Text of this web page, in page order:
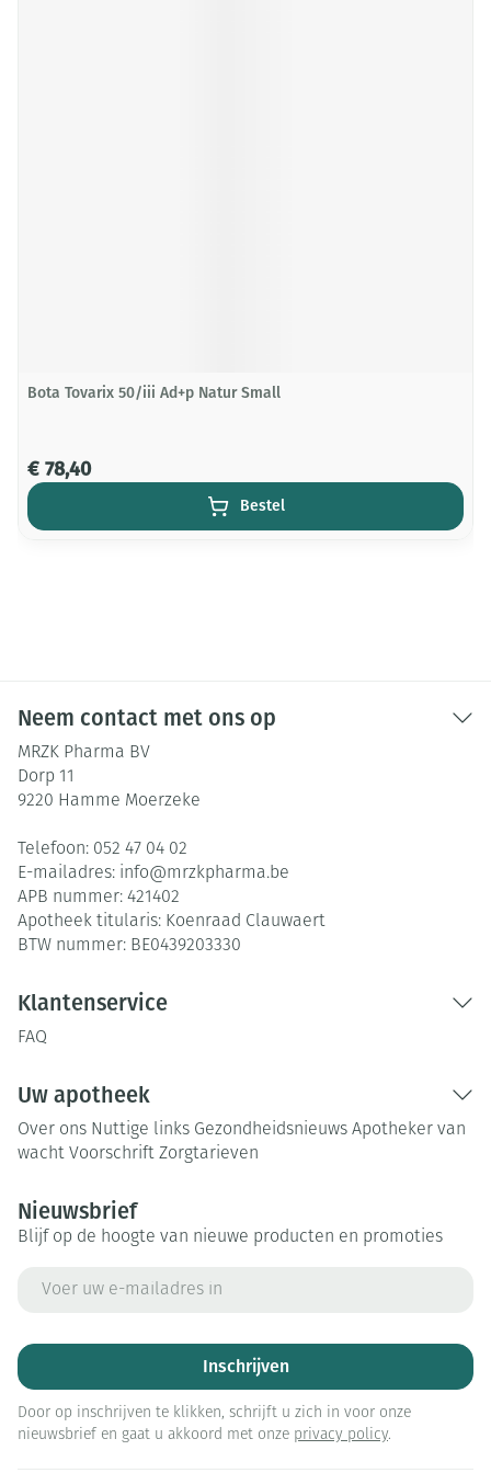
Bota Tovarix 50/iii Ad+p Natur Small
€ 78,40
Bestel
Neem contact met ons op
MRZK Pharma BV
Dorp 11
9220 Hamme Moerzeke
Telefoon: 052 47 04 02
E-mailadres: info@mrzkpharma.be
APB nummer: 421402
Apotheek titularis: Koenraad Clauwaert
BTW nummer: BE0439203330
Klantenservice
FAQ
Uw apotheek
Over ons Nuttige links Gezondheidsnieuws Apotheker van
wacht Voorschrift Zorgtarieven
Nieuwsbrief
Blijf op de hoogte van nieuwe producten en promoties
Inschrijven
Door op inschrijven te klikken, schrijft u zich in voor onze
nieuwsbrief en gaat u akkoord met onze privacy policy.